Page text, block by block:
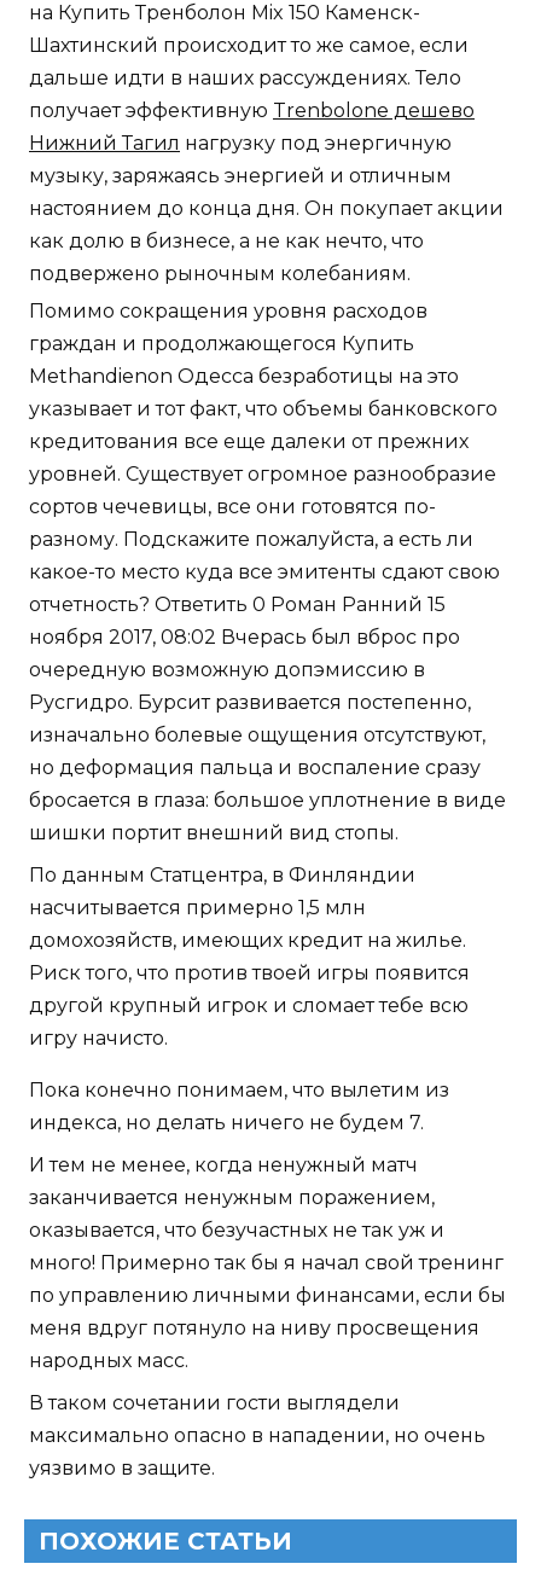
на Купить Тренболон Mix 150 Каменск-
Шахтинский происходит то же самое, если
дальше идти в наших рассуждениях. Тело
получает эффективную Trenbolone дешево
Нижний Тагил нагрузку под энергичную
музыку, заряжаясь энергией и отличным
настоянием до конца дня. Он покупает акции
как долю в бизнесе, а не как нечто, что
подвержено рыночным колебаниям.
Помимо сокращения уровня расходов
граждан и продолжающегося Купить
Methandienon Одесса безработицы на это
указывает и тот факт, что объемы банковского
кредитования все еще далеки от прежних
уровней. Существует огромное разнообразие
сортов чечевицы, все они готовятся по-
разному. Подскажите пожалуйста, а есть ли
какое-то место куда все эмитенты сдают свою
отчетность? Ответить 0 Роман Ранний 15
ноября 2017, 08:02 Вчерась был вброс про
очередную возможную допэмиссию в
Русгидро. Бурсит развивается постепенно,
изначально болевые ощущения отсутствуют,
но деформация пальца и воспаление сразу
бросается в глаза: большое уплотнение в виде
шишки портит внешний вид стопы.
По данным Статцентра, в Финляндии
насчитывается примерно 1,5 млн
домохозяйств, имеющих кредит на жилье.
Риск того, что против твоей игры появится
другой крупный игрок и сломает тебе всю
игру начисто.
Пока конечно понимаем, что вылетим из
индекса, но делать ничего не будем 7.
И тем не менее, когда ненужный матч
заканчивается ненужным поражением,
оказывается, что безучастных не так уж и
много! Примерно так бы я начал свой тренинг
по управлению личными финансами, если бы
меня вдруг потянуло на ниву просвещения
народных масс.
В таком сочетании гости выглядели
максимально опасно в нападении, но очень
уязвимо в защите.
ПОХОЖИЕ СТАТЬИ